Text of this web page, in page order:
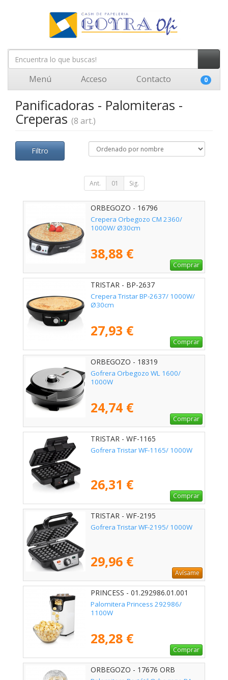
Menú Acceso Contacto 0
Panificadoras - Palomiteras -
Creperas (8 art.)
Filtro
Ant. 01 Sig.
ORBEGOZO - 16796
Crepera Orbegozo CM 2360/
1000W/ Ø30cm
38,88 €
Comprar
TRISTAR - BP-2637
Crepera Tristar BP-2637/ 1000W/
Ø30cm
27,93 €
Comprar
ORBEGOZO - 18319
Gofrera Orbegozo WL 1600/
1000W
24,74 €
Comprar
TRISTAR - WF-1165
Gofrera Tristar WF-1165/ 1000W
26,31 €
Comprar
TRISTAR - WF-2195
Gofrera Tristar WF-2195/ 1000W
29,96 €
Avísame
PRINCESS - 01.292986.01.001
Palomitera Princess 292986/
1100W
28,28 €
Comprar
ORBEGOZO - 17676 ORB